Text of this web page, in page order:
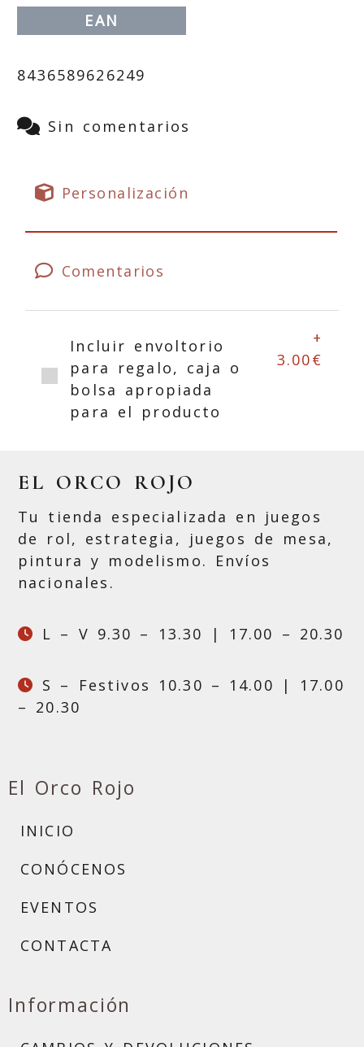
EAN
8436589626249
Sin comentarios
Personalización
Comentarios
Incluir envoltorio
para regalo, caja o
bolsa apropiada
para el producto
+
3.00€
EL ORCO ROJO
Tu tienda especializada en juegos
de rol, estrategia, juegos de mesa,
pintura y modelismo. Envíos
nacionales.
L – V 9.30 – 13.30 | 17.00 – 20.30
S – Festivos 10.30 – 14.00 | 17.00
– 20.30
El Orco Rojo
INICIO
CONÓCENOS
EVENTOS
CONTACTA
Información